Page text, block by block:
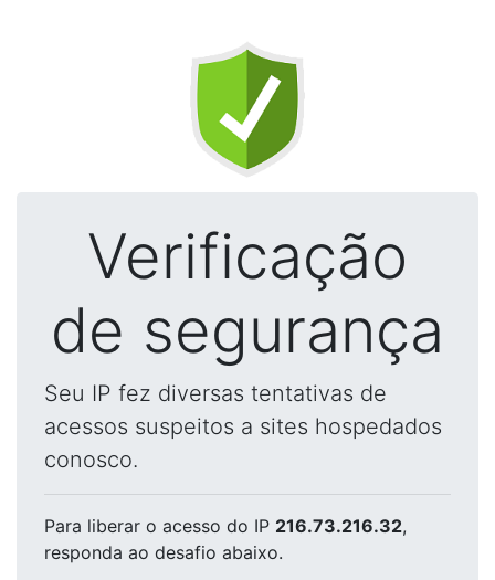
Verificação
de segurança
Seu IP fez diversas tentativas de
acessos suspeitos a sites hospedados
conosco.
Para liberar o acesso do IP 216.73.216.32,
responda ao desafio abaixo.